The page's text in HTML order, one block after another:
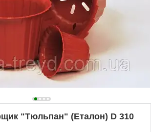
"Тюльпан" (Еталон) D 310